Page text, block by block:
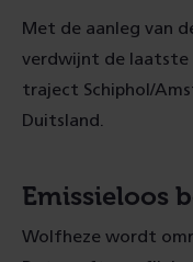
Met de aanleg van
verdwijnt de laatste
traject Schiphol/
Duitsland.
Emissieloos
Wolfheze wordt